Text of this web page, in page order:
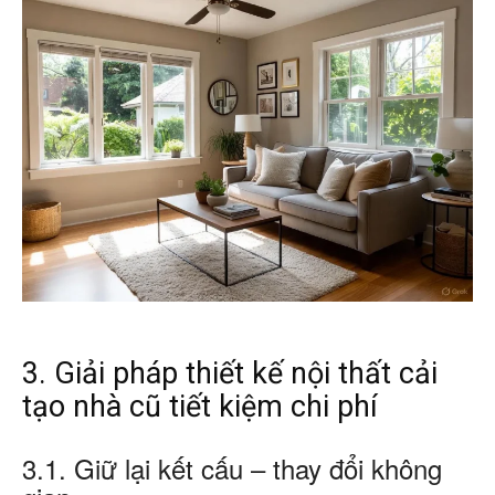
3. Giải pháp thiết kế nội thất cải
tạo nhà cũ tiết kiệm chi phí
3.1. Giữ lại kết cấu – thay đổi không